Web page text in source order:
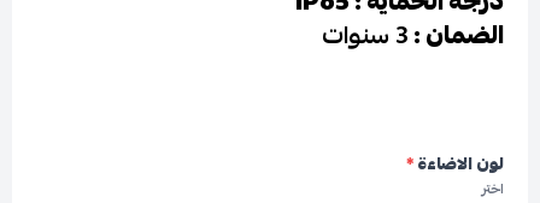
الضمان :3 سنوات
لون الاضاءة*
اختر